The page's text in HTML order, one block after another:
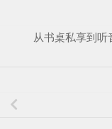
从书桌私享到听